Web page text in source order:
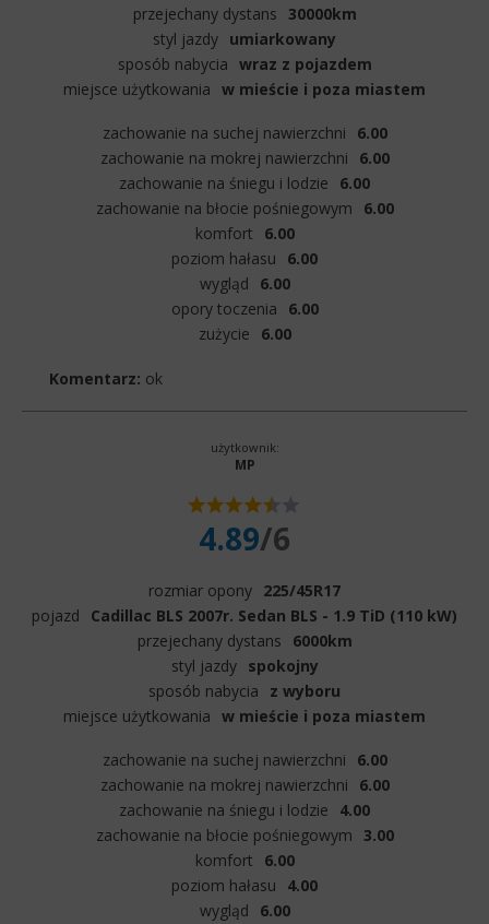
przejechany dystans 30000km
styl jazdy umiarkowany
sposób nabycia wraz z pojazdem
miejsce użytkowania w mieście i poza miastem
zachowanie na suchej nawierzchni
6.00
zachowanie na mokrej nawierzchni
6.00
zachowanie na śniegu i lodzie
6.00
zachowanie na błocie pośniegowym
6.00
komfort
6.00
poziom hałasu
6.00
wygląd
6.00
opory toczenia
6.00
zużycie
6.00
Komentarz: ok
użytkownik:
MP
4.89/6
rozmiar opony 225/45R17
pojazd
Cadillac BLS 2007r. Sedan BLS - 1.9 TiD (110 kW)
przejechany dystans
6000km
styl jazdy
spokojny
sposób nabycia
z wyboru
miejsce użytkowania w mieście i poza miastem
zachowanie na suchej nawierzchni
6.00
zachowanie na mokrej nawierzchni
6.00
zachowanie na śniegu i lodzie
4.00
zachowanie na błocie pośniegowym 3.00
komfort
6.00
poziom hałasu
4.00
wygląd
6.00